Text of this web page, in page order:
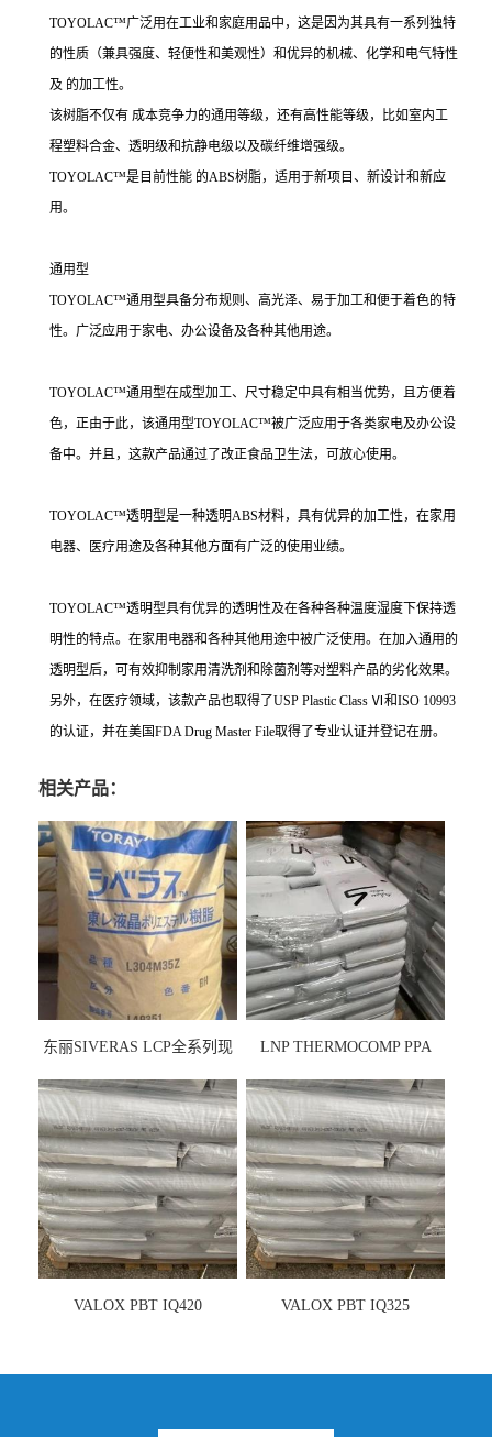
TOYOLAC™广泛用在工业和家庭用品中，这是因为其具有一系列独特
的性质（兼具强度、轻便性和美观性）和优异的机械、化学和电气特性
及 的加工性。
该树脂不仅有 成本竞争力的通用等级，还有高性能等级，比如室内工
程塑料合金、透明级和抗静电级以及碳纤维增强级。
TOYOLAC™是目前性能 的ABS树脂，适用于新项目、新设计和新应
用。
通用型
TOYOLAC™通用型具备分布规则、高光泽、易于加工和便于着色的特
性。广泛应用于家电、办公设备及各种其他用途。
TOYOLAC™通用型在成型加工、尺寸稳定中具有相当优势，且方便着
色，正由于此，该通用型TOYOLAC™被广泛应用于各类家电及办公设
备中。并且，这款产品通过了改正食品卫生法，可放心使用。
TOYOLAC™透明型是一种透明ABS材料，具有优异的加工性，在家用
电器、医疗用途及各种其他方面有广泛的使用业绩。
TOYOLAC™透明型具有优异的透明性及在各种各种温度湿度下保持透
明性的特点。在家用电器和各种其他用途中被广泛使用。在加入通用的
透明型后，可有效抑制家用清洗剂和除菌剂等对塑料产品的劣化效果。
另外，在医疗领域，该款产品也取得了USP Plastic Class Ⅵ和ISO 10993
的认证，并在美国FDA Drug Master File取得了专业认证并登记在册。
相关产品：
东丽SIVERAS LCP全系列现
LNP THERMOCOMP PPA
VALOX PBT IQ420 VALOX PBT IQ325